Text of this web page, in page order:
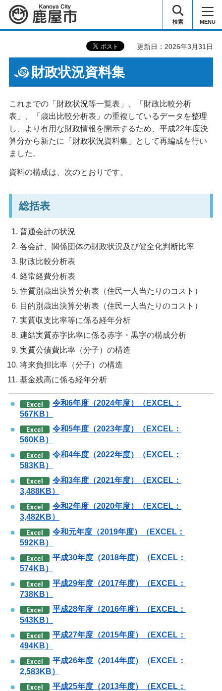
鹿屋市 検索 MENU
更新日：2026年3月31日
財政状況資料集
これまでの「財政状況等一覧表」、「財政比較分析
表」、「歳出比較分析表」の重複しているデータを整理
し、より有用な財政情報を開示するため、平成22年度決
算分から新たに「財政状況資料集」として再編成を行い
ました。
資料の構成は、次のとおりです。
総括表
普通会計の状況
各会計、関係団体の財政状況及び健全化判断比率
財政比較分析表
経常経費分析表
性質別歳出決算分析表（住民一人当たりのコスト）
目的別歳出決算分析表（住民一人当たりのコスト）
実質収支比率等に係る経年分析
連結実質赤字比率に係る赤字・黒字の構成分析
実質公債費比率（分子）の構造
将来負担比率（分子）の構造
基金残高に係る経年分析
令和6年度（2024年度）（EXCEL：
567KB）
令和5年度（2023年度）（EXCEL：
560KB）
令和4年度（2022年度）（EXCEL：
583KB）
令和3年度（2021年度）（EXCEL：
3,488KB）
令和2年度（2020年度）（EXCEL：
3,482KB）
令和元年度（2019年度）（EXCEL：
592KB）
平成30年度（2018年度）（EXCEL：
574KB）
平成29年度（2017年度）（EXCEL：
738KB）
平成28年度（2016年度）（EXCEL：
543KB）
平成27年度（2015年度）（EXCEL：
494KB）
平成26年度（2014年度）（EXCEL：
2,583KB）
平成25年度（2013年度）（EXCEL：